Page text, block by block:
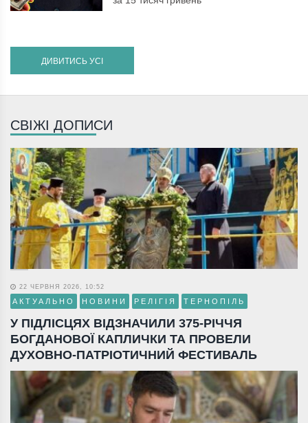
ДИВИТИСЬ УСІ
СВІЖІ ДОПИСИ
22 ЧЕРВНЯ 2026, 10:52
АКТУАЛЬНО НОВИНИ РЕЛІГІЯ ТЕРНОПІЛЬ
У ПІДЛІСЦЯХ ВІДЗНАЧИЛИ 375-РІЧЧЯ
БОГДАНОВОЇ КАПЛИЧКИ ТА ПРОВЕЛИ
ДУХОВНО-ПАТРІОТИЧНИЙ ФЕСТИВАЛЬ